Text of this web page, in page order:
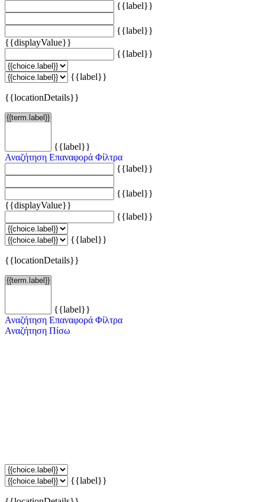
{{label}}
{{label}}
{{displayValue}}
{{label}}
{{label}}
{{locationDetails}}
{{label}}
Αναζήτηση Επαναφορά Φίλτρα
{{label}}
{{label}}
{{displayValue}}
{{label}}
{{label}}
{{locationDetails}}
{{label}}
Αναζήτηση Επαναφορά Φίλτρα
Αναζήτηση Πίσω
{{label}}